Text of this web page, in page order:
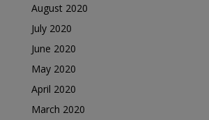
August 2020
July 2020
June 2020
May 2020
April 2020
March 2020